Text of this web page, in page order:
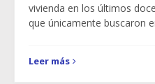
vivienda en los últimos
que únicamente buscaron
Leer más